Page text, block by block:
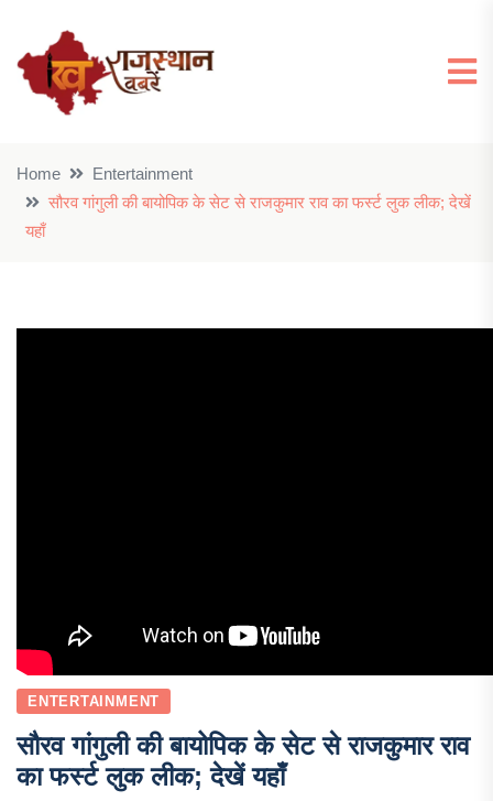
Home
Entertainment
सौरव गांगुली की बायोपिक के सेट से राजकुमार राव का फर्स्ट लुक लीक; देखें
यहाँ
ENTERTAINMENT
सौरव गांगुली की बायोपिक के सेट से राजकुमार राव
का फर्स्ट लुक लीक; देखें यहाँ